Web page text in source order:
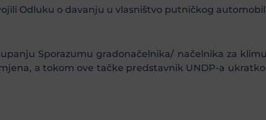
Odluku o davanju u vlasništvo putničkog
Sporazumu gradonačelnika/ načelnika za
a tokom ove tačke predstavnik UNDP-a